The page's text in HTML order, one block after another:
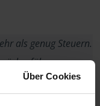
Über Cookies
als genug Steuern.
sogar